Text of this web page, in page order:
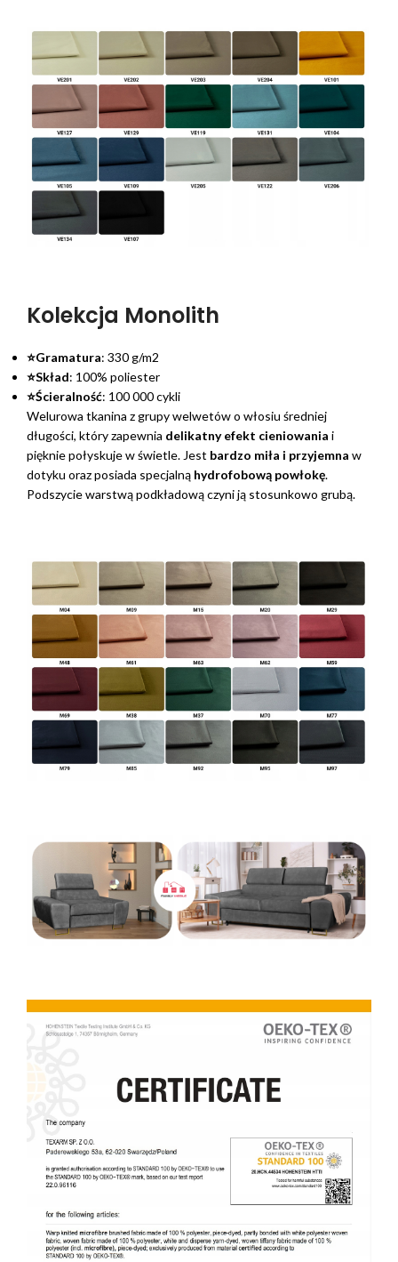
Kolekcja Monolith
⭐Gramatura: 330 g/m2
⭐Skład: 100% poliester
⭐Ścieralność: 100 000 cykli
Welurowa tkanina z grupy welwetów o włosiu średniej
długości, który zapewnia delikatny efekt cieniowania i
pięknie połyskuje w świetle. Jest bardzo miła i przyjemna w
dotyku oraz posiada specjalną hydrofobową powłokę.
Podszycie warstwą podkładową czyni ją stosunkowo grubą.